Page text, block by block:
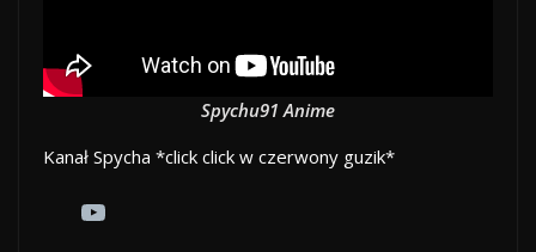
Spychu91 Anime
Kanał Spycha *click click w czerwony guzik*